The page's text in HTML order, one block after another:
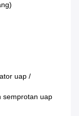
uap /
semprotan uap